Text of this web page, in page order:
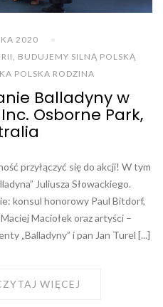
2020
BUDUJEMY SILNĄ POLSKĄ
POLSKA RODZINA
Balladyny w
Osborne Park,
przyłączyć się do akcji! W tym
Juliusza Słowackiego.
konsul honorowy Paul Bitdorf,
Maciołek oraz artyści –
„Balladyny” i pan Jan Turel [...]
WIĘCEJ